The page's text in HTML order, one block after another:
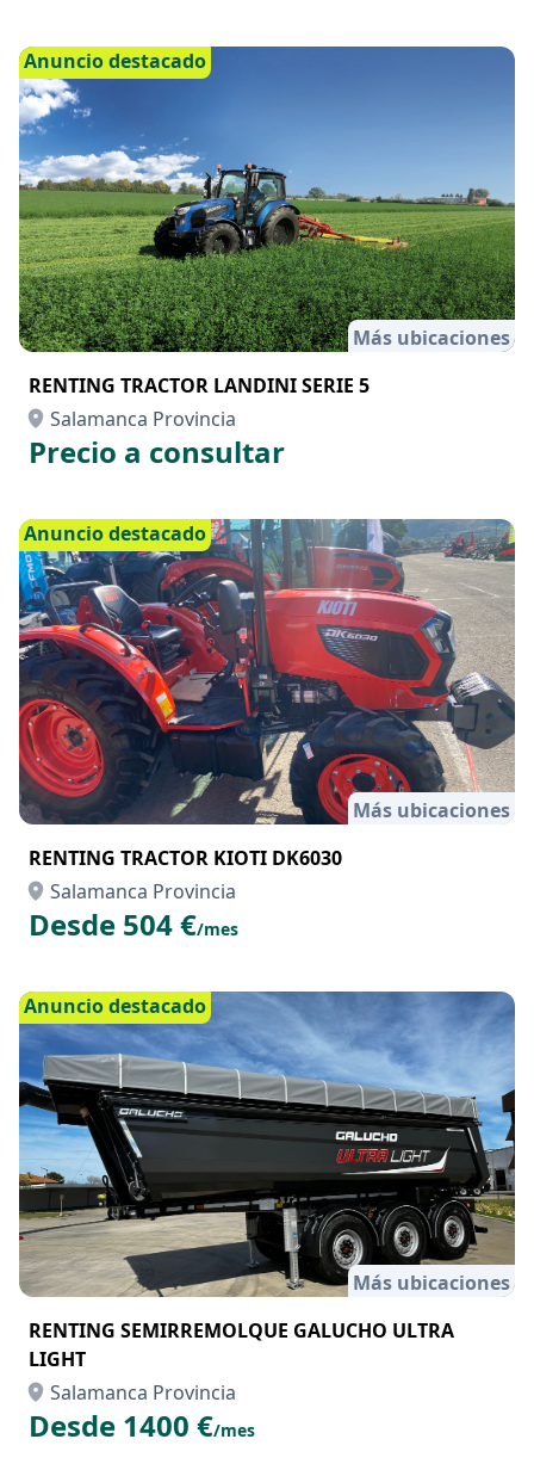
Anuncio destacado
Más ubicaciones
RENTING TRACTOR LANDINI SERIE 5
Salamanca Provincia
Precio a consultar
Anuncio destacado
Más ubicaciones
RENTING TRACTOR KIOTI DK6030
Salamanca Provincia
Desde 504 €/mes
Anuncio destacado
Más ubicaciones
RENTING SEMIRREMOLQUE GALUCHO ULTRA
LIGHT
Salamanca Provincia
Desde 1400 €/mes